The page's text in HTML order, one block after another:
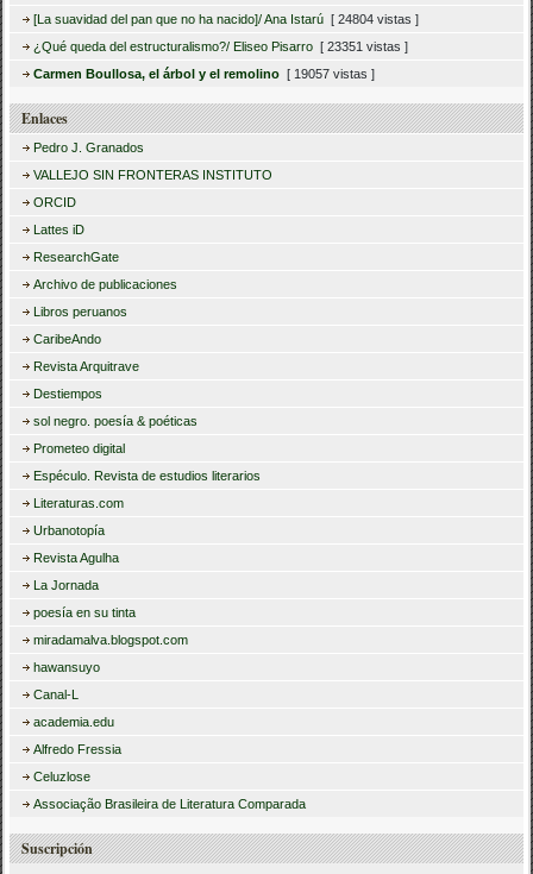
[La suavidad del pan que no ha nacido]/ Ana Istarú [ 24804 vistas ]
¿Qué queda del estructuralismo?/ Eliseo Pisarro [ 23351 vistas ]
Carmen Boullosa, el árbol y el remolino [ 19057 vistas ]
Enlaces
Pedro J. Granados
VALLEJO SIN FRONTERAS INSTITUTO
ORCID
Lattes iD
ResearchGate
Archivo de publicaciones
Libros peruanos
CaribeAndo
Revista Arquitrave
Destiempos
sol negro. poesía & poéticas
Prometeo digital
Espéculo. Revista de estudios literarios
Literaturas.com
Urbanotopía
Revista Agulha
La Jornada
poesía en su tinta
miradamalva.blogspot.com
hawansuyo
Canal-L
academia.edu
Alfredo Fressia
Celuzlose
Associação Brasileira de Literatura Comparada
Suscripción